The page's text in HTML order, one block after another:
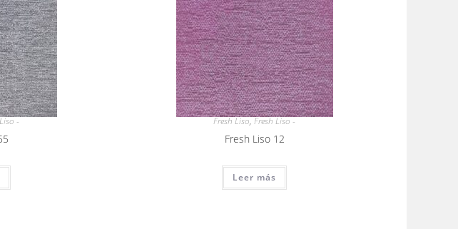
- Fresh Liso,Fresh Liso -
Fresh Liso 12
Leer más